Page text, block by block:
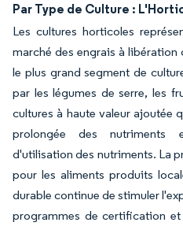
Par Type de Culture :
Les cultures horticoles
marché des engrais à
le plus grand segment de
par les légumes de serre, les
cultures à haute valeur ajoutée
prolongée des nutriments
d'utilisation des nutriments. La
pour les aliments produits
durable continue de stimuler
programmes de certification